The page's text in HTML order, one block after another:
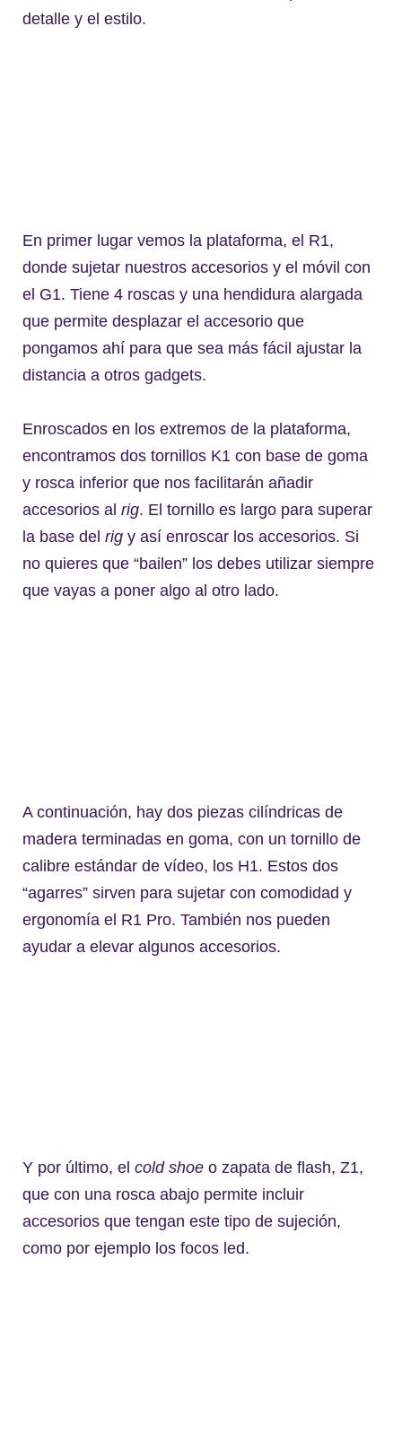
detalle y el estilo.
En primer lugar vemos la plataforma, el R1,
donde sujetar nuestros accesorios y el móvil con
el G1. Tiene 4 roscas y una hendidura alargada
que permite desplazar el accesorio que
pongamos ahí para que sea más fácil ajustar la
distancia a otros gadgets.
Enroscados en los extremos de la plataforma,
encontramos dos tornillos K1 con base de goma
y rosca inferior que nos facilitarán añadir
accesorios al rig. El tornillo es largo para superar
la base del rig y así enroscar los accesorios. Si
no quieres que “bailen” los debes utilizar siempre
que vayas a poner algo al otro lado.
A continuación, hay dos piezas cilíndricas de
madera terminadas en goma, con un tornillo de
calibre estándar de vídeo, los H1. Estos dos
“agarres” sirven para sujetar con comodidad y
ergonomía el R1 Pro. También nos pueden
ayudar a elevar algunos accesorios.
Y por último, el cold shoe o zapata de flash, Z1,
que con una rosca abajo permite incluir
accesorios que tengan este tipo de sujeción,
como por ejemplo los focos led.